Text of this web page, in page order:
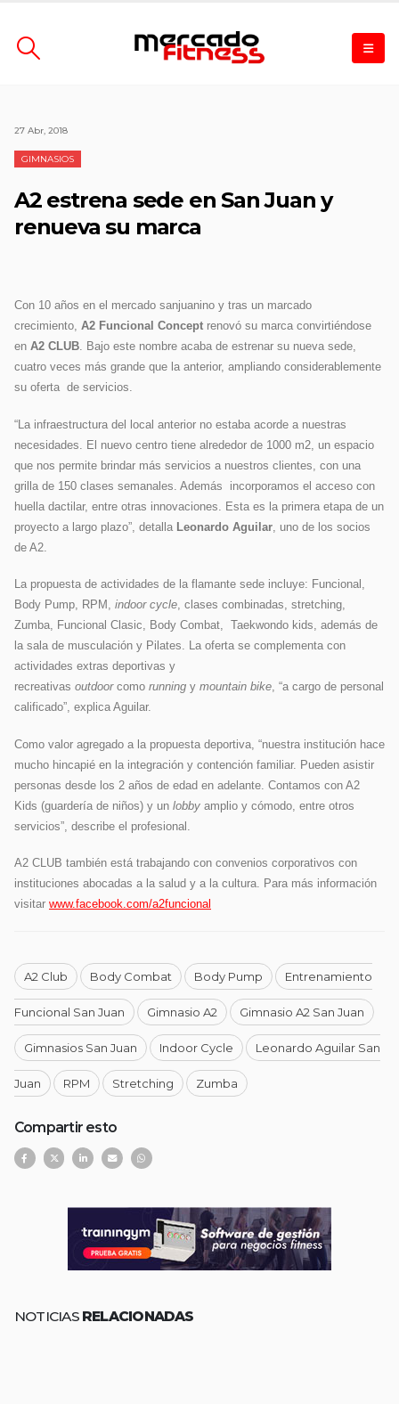
27 Abr, 2018
GIMNASIOS
A2 estrena sede en San Juan y
renueva su marca
Con 10 años en el mercado sanjuanino y tras un marcado
crecimiento, A2 Funcional Concept renovó su marca convirtiéndose
en A2 CLUB. Bajo este nombre acaba de estrenar su nueva sede,
cuatro veces más grande que la anterior, ampliando considerablemente
su oferta de servicios.
“La infraestructura del local anterior no estaba acorde a nuestras
necesidades. El nuevo centro tiene alrededor de 1000 m2, un espacio
que nos permite brindar más servicios a nuestros clientes, con una
grilla de 150 clases semanales. Además incorporamos el acceso con
huella dactilar, entre otras innovaciones. Esta es la primera etapa de un
proyecto a largo plazo”, detalla Leonardo Aguilar , uno de los socios
de A2.
La propuesta de actividades de la flamante sede incluye: Funcional,
Body Pump, RPM, indoor cycle, clases combinadas, stretching,
Zumba, Funcional Clasic, Body Combat, Taekwondo kids, además de
la sala de musculación y Pilates. La oferta se complementa con
actividades extras deportivas y
recreativas outdoor como running y mountain bike, “a cargo de personal
calificado”, explica Aguilar.
Como valor agregado a la propuesta deportiva, “nuestra institución hace
mucho hincapié en la integración y contención familiar. Pueden asistir
personas desde los 2 años de edad en adelante. Contamos con A2
Kids (guardería de niños) y un lobby amplio y cómodo, entre otros
servicios”, describe el profesional.
A2 CLUB también está trabajando con convenios corporativos con
instituciones abocadas a la salud y a la cultura. Para más información
visitar www.facebook.com/a2funcional
A2 Club Body Combat Body Pump Entrenamiento
Funcional San Juan Gimnasio A2 Gimnasio A2 San Juan
Gimnasios San Juan Indoor Cycle Leonardo Aguilar San
Juan RPM Stretching Zumba
Compartir esto
NOTICIAS RELACIONADAS